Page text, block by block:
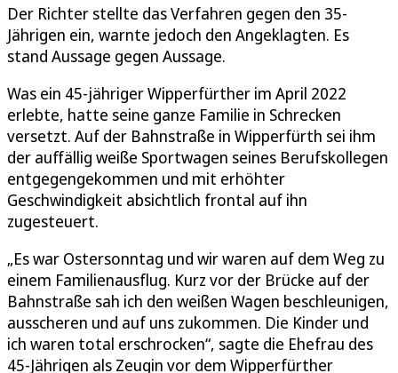
Der Richter stellte das Verfahren gegen den 35-
Jährigen ein, warnte jedoch den Angeklagten. Es
stand Aussage gegen Aussage.
Was ein 45-jähriger Wipperfürther im April 2022
erlebte, hatte seine ganze Familie in Schrecken
versetzt. Auf der Bahnstraße in Wipperfürth sei ihm
der auffällig weiße Sportwagen seines Berufskollegen
entgegengekommen und mit erhöhter
Geschwindigkeit absichtlich frontal auf ihn
zugesteuert.
„Es war Ostersonntag und wir waren auf dem Weg zu
einem Familienausflug. Kurz vor der Brücke auf der
Bahnstraße sah ich den weißen Wagen beschleunigen,
ausscheren und auf uns zukommen. Die Kinder und
ich waren total erschrocken“, sagte die Ehefrau des
45-Jährigen als Zeugin vor dem Wipperfürther